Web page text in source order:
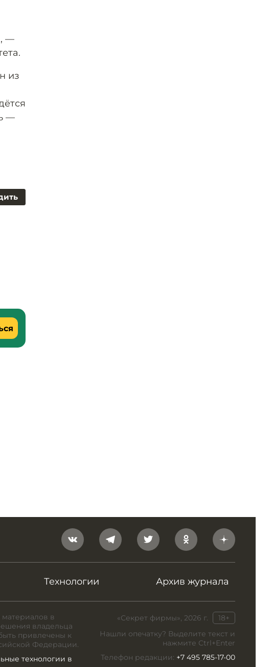
—
из
—
Технологии Архив журнала
«Секрет фирмы», 2026 г.
18+
Нашли опечатку? Выделите текст и
нажмите Ctrl+Enter
Телефон редакции: +7 495 785-17-00
в
владельца
привлечены к
Федерации.
технологии в